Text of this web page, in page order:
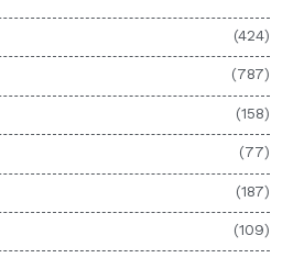
(424)
(787)
(158)
(77)
(187)
(109)